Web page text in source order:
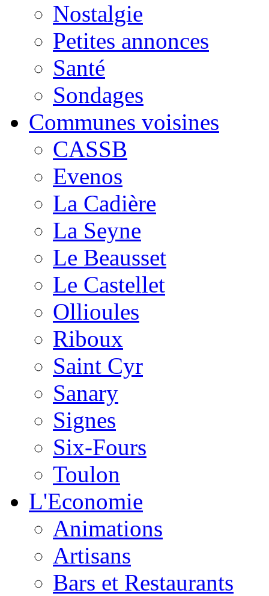
Nostalgie
Petites annonces
Santé
Sondages
Communes voisines
CASSB
Evenos
La Cadière
La Seyne
Le Beausset
Le Castellet
Ollioules
Riboux
Saint Cyr
Sanary
Signes
Six-Fours
Toulon
L'Economie
Animations
Artisans
Bars et Restaurants